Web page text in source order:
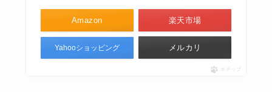
Amazon 楽天市場
Yahooショッピング メルカリ
ポチップ